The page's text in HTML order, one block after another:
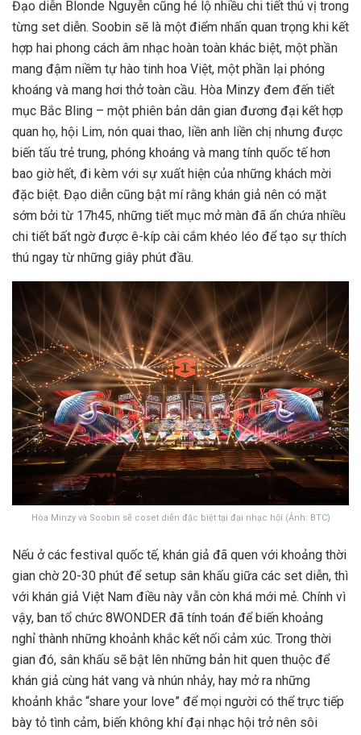
Đạo diễn Blonde Nguyễn cũng hé lộ nhiều chi tiết thú vị trong
từng set diễn. Soobin sẽ là một điểm nhấn quan trọng khi kết
hợp hai phong cách âm nhạc hoàn toàn khác biệt, một phần
mang đậm niềm tự hào tinh hoa Việt, một phần lại phóng
khoáng và mang hơi thở toàn cầu. Hòa Minzy đem đến tiết
mục Bắc Bling – một phiên bản dân gian đương đại kết hợp
quan họ, hội Lim, nón quai thao, liền anh liền chị nhưng được
biến tấu trẻ trung, phóng khoáng và mang tính quốc tế hơn
bao giờ hết, đi kèm với sự xuất hiện của những khách mời
đặc biệt. Đạo diễn cũng bật mí rằng khán giả nên có mặt
sớm bởi từ 17h45, những tiết mục mở màn đã ẩn chứa nhiều
chi tiết bất ngờ được ê-kíp cài cắm khéo léo để tạo sự thích
thú ngay từ những giây phút đầu.
Hòa Minzy và Soobin sẽ coset diễn đặc biệt tại đại nhạc hội (Ảnh: BTC)
Nếu ở các festival quốc tế, khán giả đã quen với khoảng thời
gian chờ 20-30 phút để setup sân khấu giữa các set diễn, thì
với khán giả Việt Nam điều này vẫn còn khá mới mẻ. Chính vì
vậy, ban tổ chức 8WONDER đã tính toán để biến khoảng
nghỉ thành những khoảnh khắc kết nối cảm xúc. Trong thời
gian đó, sân khấu sẽ bật lên những bản hit quen thuộc để
khán giả cùng hát vang và nhún nhảy, hay mở ra những
khoảnh khắc “share your love” để mọi người có thể trực tiếp
bày tỏ tình cảm, biến không khí đại nhạc hội trở nên sôi